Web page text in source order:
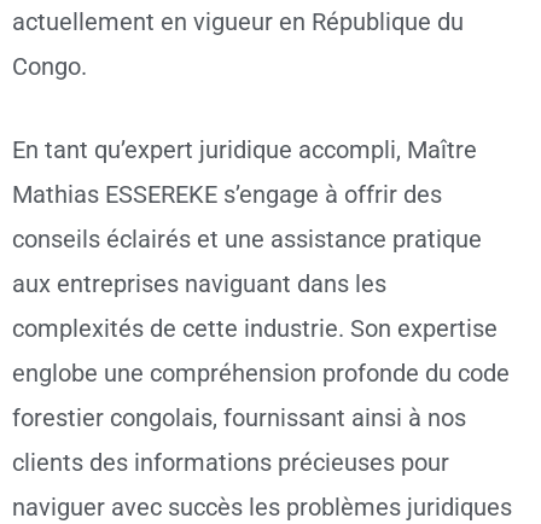
actuellement en vigueur en République du
Congo.
En tant qu’expert juridique accompli, Maître
Mathias ESSEREKE s’engage à offrir des
conseils éclairés et une assistance pratique
aux entreprises naviguant dans les
complexités de cette industrie. Son expertise
englobe une compréhension profonde du code
forestier congolais, fournissant ainsi à nos
clients des informations précieuses pour
naviguer avec succès les problèmes juridiques